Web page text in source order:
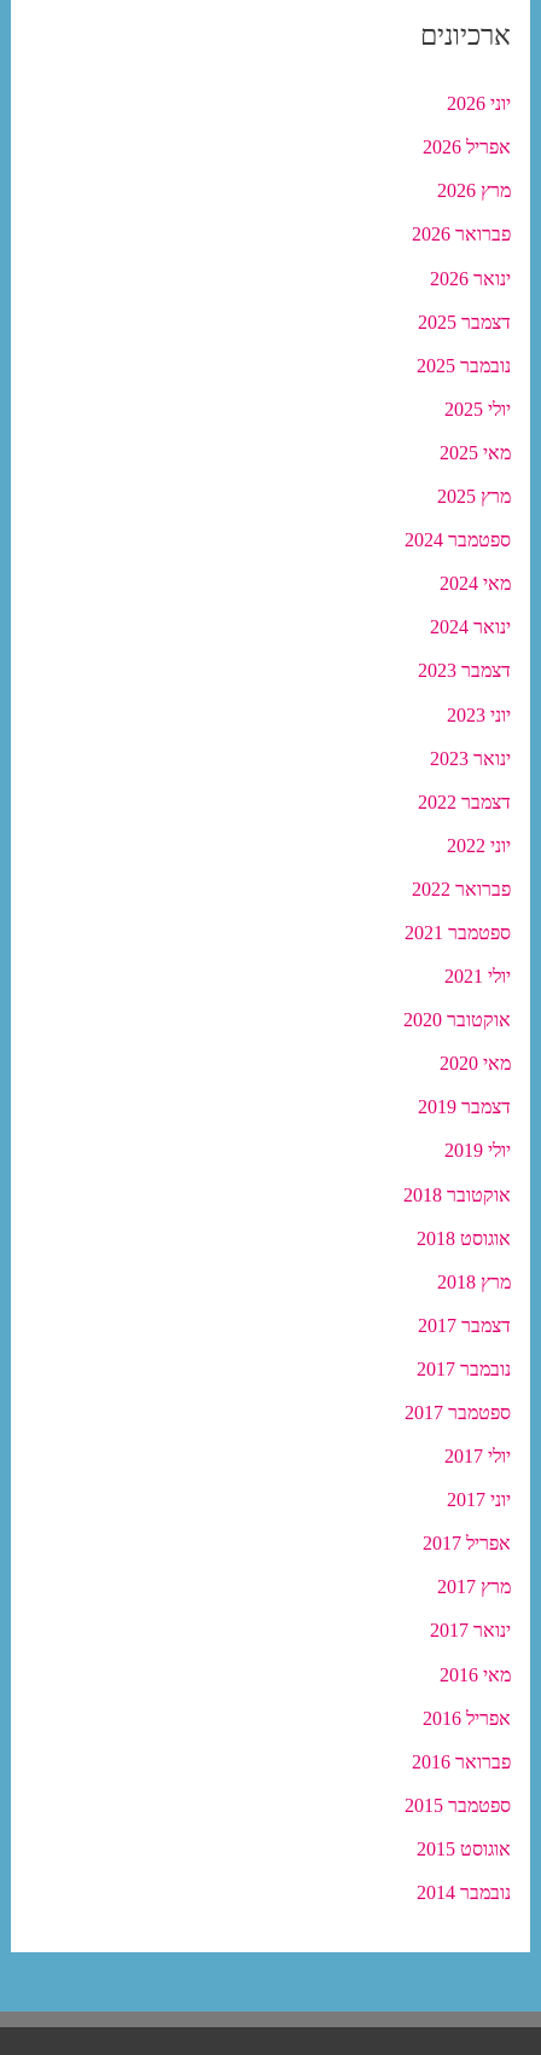
ארכיונים
יוני 2026
אפריל 2026
מרץ 2026
פברואר 2026
ינואר 2026
דצמבר 2025
נובמבר 2025
יולי 2025
מאי 2025
מרץ 2025
ספטמבר 2024
מאי 2024
ינואר 2024
דצמבר 2023
יוני 2023
ינואר 2023
דצמבר 2022
יוני 2022
פברואר 2022
ספטמבר 2021
יולי 2021
אוקטובר 2020
מאי 2020
דצמבר 2019
יולי 2019
אוקטובר 2018
אוגוסט 2018
מרץ 2018
דצמבר 2017
נובמבר 2017
ספטמבר 2017
יולי 2017
יוני 2017
אפריל 2017
מרץ 2017
ינואר 2017
מאי 2016
אפריל 2016
פברואר 2016
ספטמבר 2015
אוגוסט 2015
נובמבר 2014